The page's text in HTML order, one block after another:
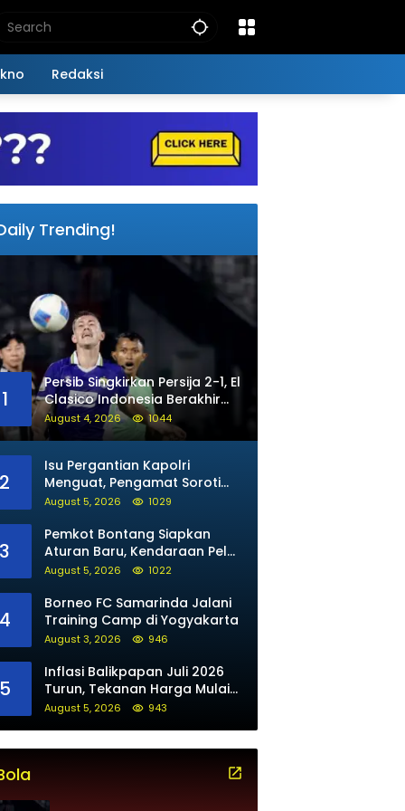
Redaksi
Trending!
1
Persib Singkirkan Persija 2-1, El
Clasico Indonesia Berakhir
untuk Maung Bandung
August 4, 2026 1044
2
Isu Pergantian Kapolri
Menguat, Pengamat Soroti
Arah Kepemimpinan Polri
August 5, 2026 1029
3
Pemkot Bontang Siapkan
Aturan Baru, Kendaraan Pelat
Luar Tak Bisa Beli BBM Subsidi
August 5, 2026 1022
4
Borneo FC Samarinda Jalani
Training Camp di Yogyakarta
August 3, 2026 946
5
Inflasi Balikpapan Juli 2026
Turun, Tekanan Harga Mulai
Mereda
August 5, 2026 943